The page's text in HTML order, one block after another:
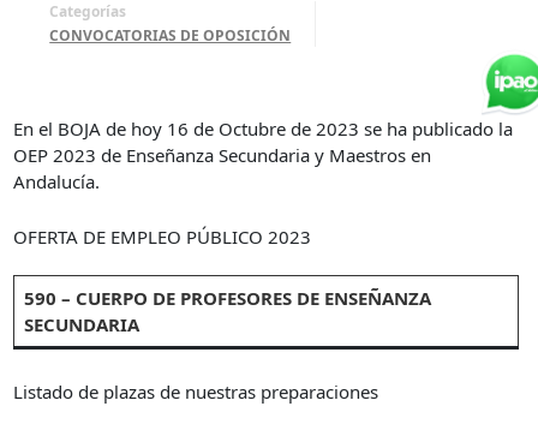
Categorías
CONVOCATORIAS DE OPOSICIÓN
En el BOJA de hoy 16 de Octubre de 2023 se ha publicado la
OEP 2023 de Enseñanza Secundaria y Maestros en
Andalucía.
OFERTA DE EMPLEO PÚBLICO 2023
590 – CUERPO DE PROFESORES DE ENSEÑANZA
SECUNDARIA
Listado de plazas de nuestras preparaciones